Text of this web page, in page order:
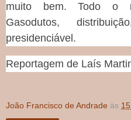
muito bem. Todo o
Gasodutos,
presidenciável.
Reportagem de Laís
João Francisco de Andrade às